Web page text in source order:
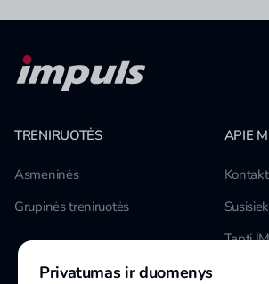
TRENIRUOTĖS
Asmeninės
Grupinės treniruotės
APIE
Tapti
Privatumas ir duomenys